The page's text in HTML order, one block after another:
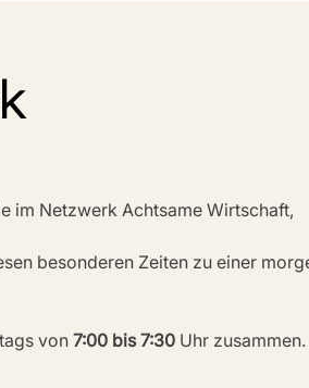
im Netzwerk Achtsame Wirtschaft,
besonderen Zeiten zu einer
von 7:00 bis 7:30 Uhr zusammen.